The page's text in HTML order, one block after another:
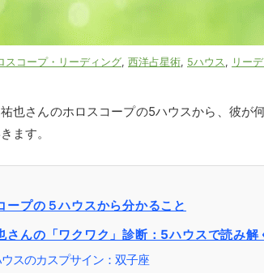
スコープ・リーディング, 西洋占星術, 5ハウス, リー
也さんのホロスコープの5ハウスから、彼が
ます。
ープの５ハウスから分かること
さんの「ワクワク」診断：5ハウスで読み解
スのカスプサイン：双子座